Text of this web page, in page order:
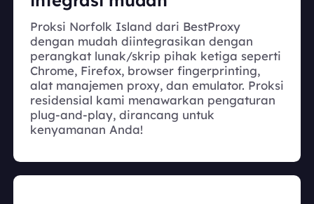
Proksi Norfolk Island dari BestProxy
dengan mudah diintegrasikan dengan
perangkat lunak/skrip pihak ketiga seperti
Chrome, Firefox, browser fingerprinting,
alat manajemen proxy, dan emulator. Proksi
residensial kami menawarkan pengaturan
plug-and-play, dirancang untuk
kenyamanan Anda!